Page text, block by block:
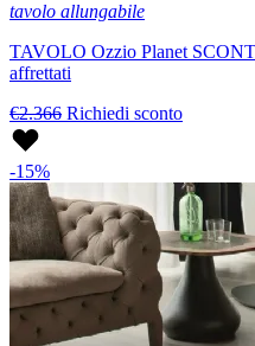
tavolo allungabile
TAVOLO Ozzio Planet
affrettati
€2.366 Richiedi sconto
-15%